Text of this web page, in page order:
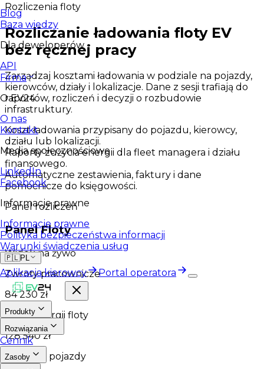
Blog
Baza wiedzy
Dla deweloperów
API
Firma
O EV24
O nas
Kontakt
Media społecznościowe
LinkedIn
Facebook
Informacje prawne
Informacje prawne
Polityka bezpieczeństwa informacji
Warunki świadczenia usług
🇵🇱PL
Aplikacja kierowcy Portal operatora
Produkty
Rozwiązania
Cennik
Zasoby
Rozliczenia floty
Rozliczanie ładowania floty EV
bez ręcznej pracy
Zarządzaj kosztami ładowania w podziale na pojazdy,
kierowców, działy i lokalizacje. Dane z sesji trafiają do
raportów, rozliczeń i decyzji o rozbudowie
infrastruktury.
Koszt ładowania przypisany do pojazdu, kierowcy,
działu lub lokalizacji.
Raporty zużycia energii dla fleet managera i działu
finansowego.
Automatyczne zestawienia, faktury i dane
pomocnicze do księgowości.
Panel rozliczeń
Panel Floty
Widok na żywo
Zwroty pracownicze
84 230 zł
Koszt energii floty
128 540 zł
Aktywne pojazdy